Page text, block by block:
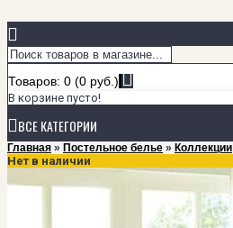
Товаров: 0 (0 руб.)
В корзине пусто!
ВСЕ КАТЕГОРИИ
ПОСТЕЛЬНОЕ БЕЛЬЕ
Главная » Постельное белье » Коллекции
Нет в наличии